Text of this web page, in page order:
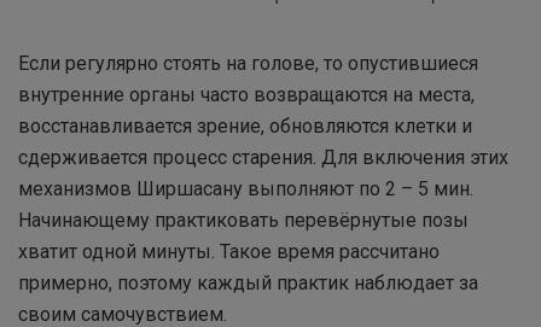
Если регулярно стоять на голове, то опустившиеся
внутренние органы часто возвращаются на места,
восстанавливается зрение, обновляются клетки и
сдерживается процесс старения. Для включения этих
механизмов Ширшасану выполняют по 2 – 5 мин.
Начинающему практиковать перевёрнутые позы
хватит одной минуты. Такое время рассчитано
примерно, поэтому каждый практик наблюдает за
своим самочувствием.